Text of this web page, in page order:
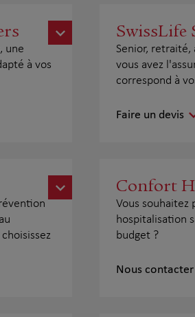
une
à vos
SwissLife
Senior, retraité,
vous avez
correspond à
Faire un devis
Confort
Vous souhaitez
hospitalisation
budget ?
Nous contacter